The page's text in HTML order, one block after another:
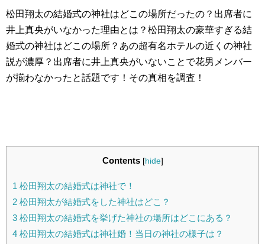
松田翔太の結婚式の神社はどこの場所だったの？出席者に
井上真央がいなかった理由とは？松田翔太の豪華すぎる結
婚式の神社はどこの場所？あの超有名ホテルの近くの神社
説が濃厚？出席者に井上真央がいないことで花男メンバー
が揃わなかったと話題です！その真相を調査！
Contents [hide]
1 松田翔太の結婚式は神社で！
2 松田翔太が結婚式をした神社はどこ？
3 松田翔太の結婚式を挙げた神社の場所はどこにある？
4 松田翔太の結婚式は神社婚！当日の神社の様子は？